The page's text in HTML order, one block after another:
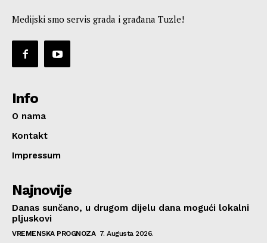
Medijski smo servis grada i građana Tuzle!
Info
O nama
Kontakt
Impressum
Najnovije
Danas sunčano, u drugom dijelu dana mogući lokalni
pljuskovi
VREMENSKA PROGNOZA 7. Augusta 2026.